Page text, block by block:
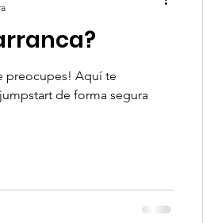
preocupes! Aquí te
de forma segura